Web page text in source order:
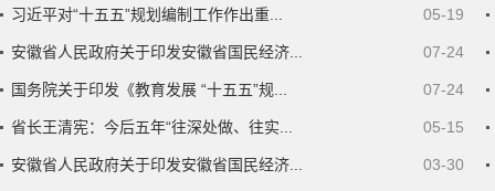
习近平对“十五五”规划编制工作作出重... 05-19
安徽省人民政府关于印发安徽省国民经济... 07-24
国务院关于印发《教育发展 “十五五”规... 07-24
省长王清宪：今后五年“往深处做、往实... 05-15
安徽省人民政府关于印发安徽省国民经济... 03-30